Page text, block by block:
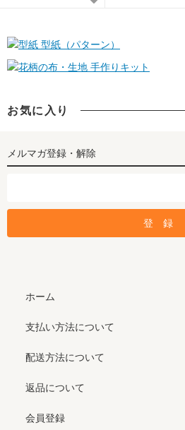
型紙（パターン）
手作りキット
お気に入り
メルマガ登録・解除
ホーム
支払い方法について
配送方法について
返品について
会員登録